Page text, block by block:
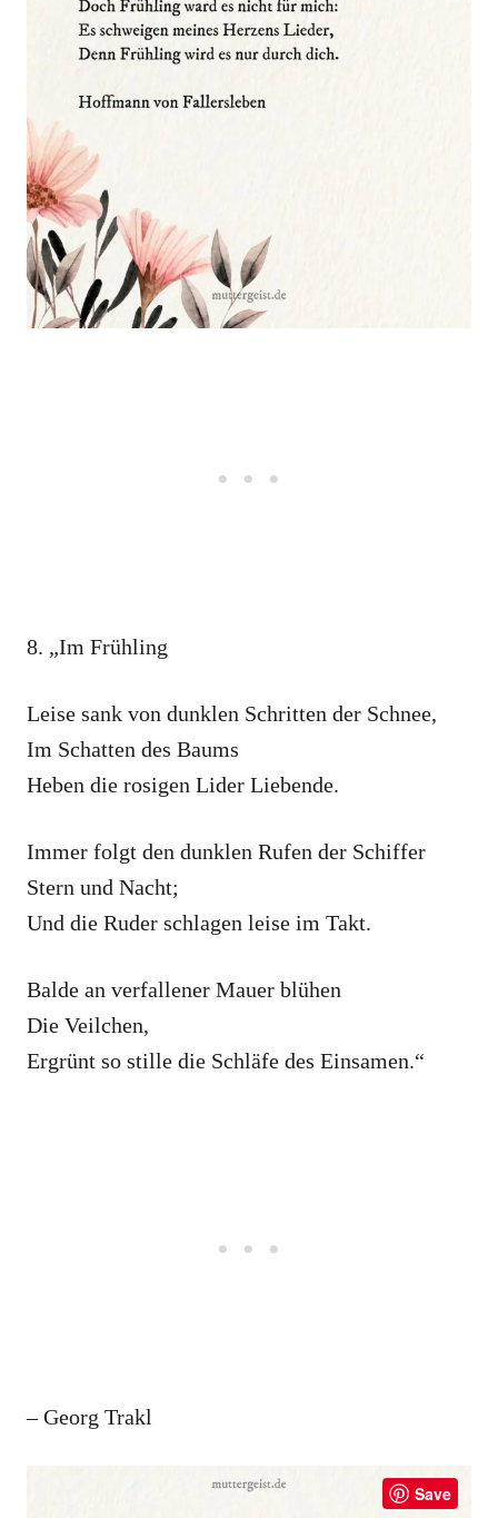
8. „Im Frühling
Leise sank von dunklen Schritten der Schnee,
Im Schatten des Baums
Heben die rosigen Lider Liebende.
Immer folgt den dunklen Rufen der Schiffer
Stern und Nacht;
Und die Ruder schlagen leise im Takt.
Balde an verfallener Mauer blühen
Die Veilchen,
Ergrünt so stille die Schläfe des Einsamen.“
– Georg Trakl
Save